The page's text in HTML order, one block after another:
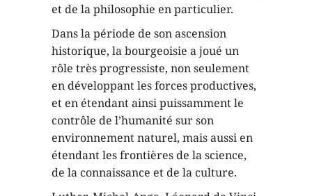
et de la philosophie en particulier.
Dans la période de son ascension
historique, la bourgeoisie a joué un
rôle très progressiste, non seulement
en développant les forces productives,
et en étendant ainsi puissamment le
contrôle de l’humanité sur son
environnement naturel, mais aussi en
étendant les frontières de la science,
de la connaissance et de la culture.